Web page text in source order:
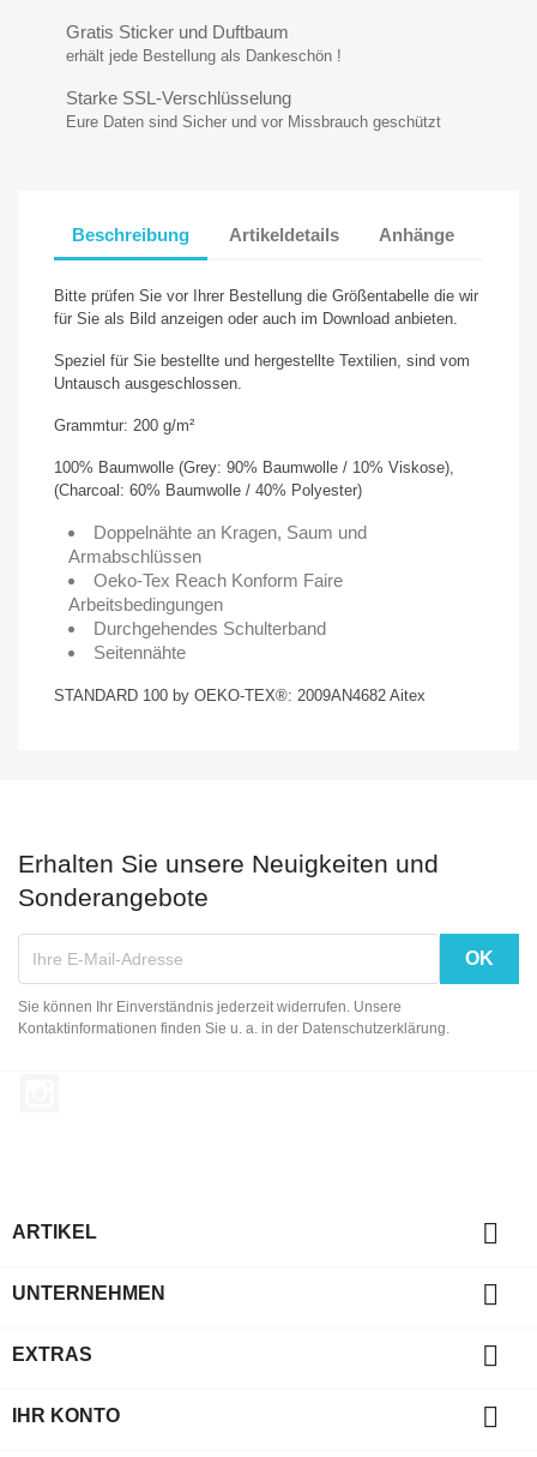
Gratis Sticker und Duftbaum
erhält jede Bestellung als Dankeschön !
Starke SSL-Verschlüsselung
Eure Daten sind Sicher und vor Missbrauch geschützt
Beschreibung Artikeldetails Anhänge
Bitte prüfen Sie vor Ihrer Bestellung die Größentabelle die wir
für Sie als Bild anzeigen oder auch im Download anbieten.
Speziel für Sie bestellte und hergestellte Textilien, sind vom
Untausch ausgeschlossen.
Grammtur: 200 g/m²
100% Baumwolle (Grey: 90% Baumwolle / 10% Viskose),
(Charcoal: 60% Baumwolle / 40% Polyester)
Doppelnähte an Kragen, Saum und
Armabschlüssen
Oeko-Tex Reach Konform Faire
Arbeitsbedingungen
Durchgehendes Schulterband
Seitennähte
STANDARD 100 by OEKO-TEX®: 2009AN4682 Aitex
Erhalten Sie unsere Neuigkeiten und
Sonderangebote
Sie können Ihr Einverständnis jederzeit widerrufen. Unsere
Kontaktinformationen finden Sie u. a. in der Datenschutzerklärung.
ARTIKEL 
UNTERNEHMEN 
EXTRAS 
IHR KONTO 